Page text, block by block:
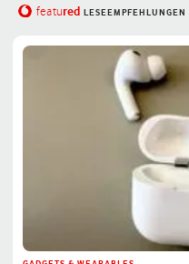
featured LESEEMPFEHLUNGEN